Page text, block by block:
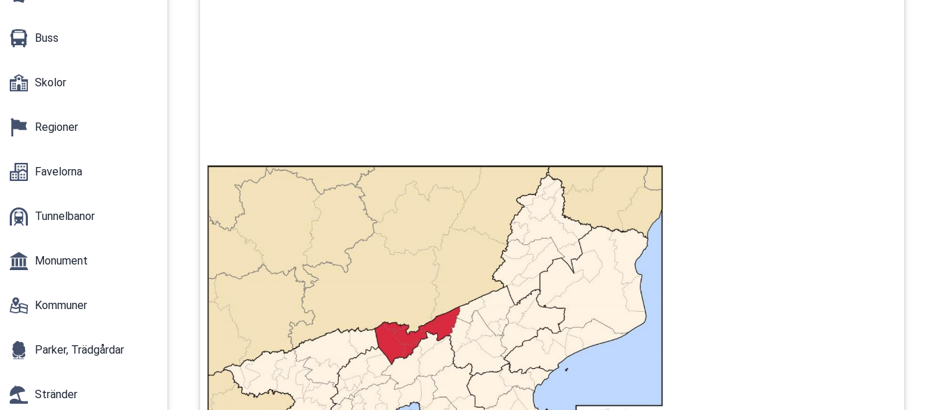
Buss
Skolor
Regioner
Favelorna
Tunnelbanor
Monument
Kommuner
Parker, Trädgårdar
Stränder